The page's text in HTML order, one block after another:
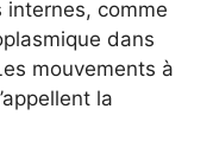
comme
dans
mouvements à
la